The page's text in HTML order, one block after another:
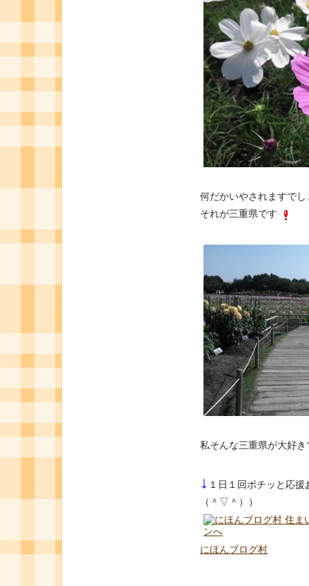
何だかいやされますでし
それが三重県です
私そんな三重県が大好き
↓ １日１回ポチッと応
（＾▽＾））
にほんブログ村